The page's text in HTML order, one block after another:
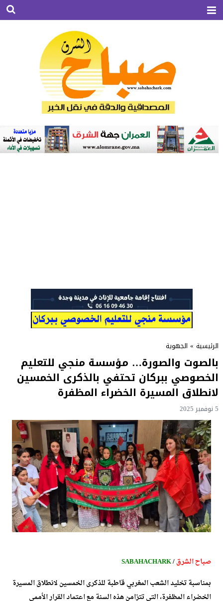
الرئيسية » الجهوية
بالصوت والصورة… مؤسسة منجي للتعليم
الخصوصي ببركان تحتفي بالذكرى الخمسين
لانطلاق المسيرة الخضراء المظفرة
5 نوفمبر 2025
صباح الشرق/
SABAHACHARK
بمناسبة تخليد الشعب المغربي قاطبة للذكرى الخمسين لانطلاق المسيرة
الخضراء المظفرة، التي تتزامن هذه السنة مع اعتماد القرار الأممي